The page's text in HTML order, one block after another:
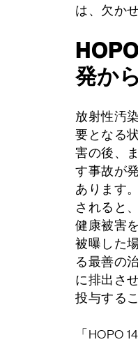
は、欠か
発か
放射性汚
要となる
害の後、
す事故が
あります
されると
健康被害
被曝した
る最善の
に排出さ
投与する
「HOPO